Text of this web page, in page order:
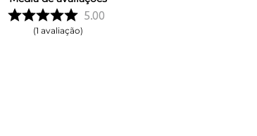
5.00
1 avaliação